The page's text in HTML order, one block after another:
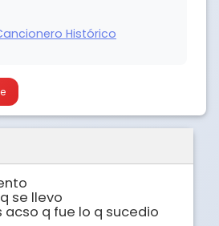
Histórico
se llevo
acso q fue lo q sucedio